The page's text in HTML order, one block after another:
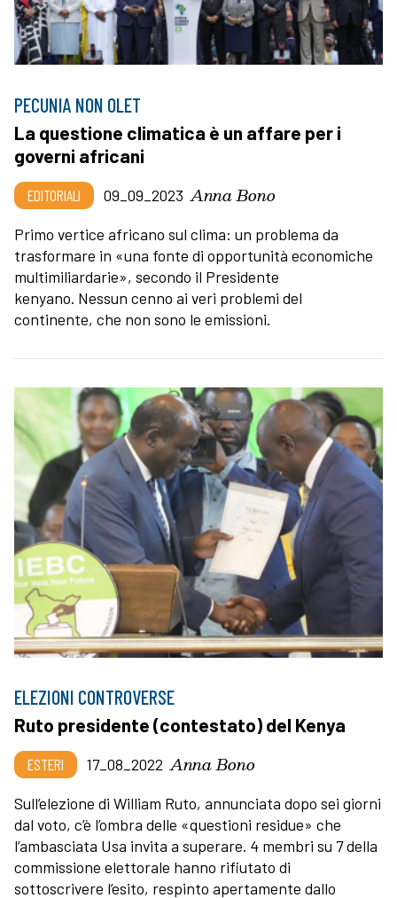
PECUNIA NON OLET
La questione climatica è un affare per i
governi africani
EDITORIALI 09_09_2023 Anna Bono
Primo vertice africano sul clima: un problema da
trasformare in «una fonte di opportunità economiche
multimiliardarie», secondo il Presidente
kenyano. Nessun cenno ai veri problemi del
continente, che non sono le emissioni.
ELEZIONI CONTROVERSE
Ruto presidente (contestato) del Kenya
ESTERI 17_08_2022 Anna Bono
Sull’elezione di William Ruto, annunciata dopo sei giorni
dal voto, c’è l’ombra delle «questioni residue» che
l’ambasciata Usa invita a superare. 4 membri su 7 della
commissione elettorale hanno rifiutato di
sottoscrivere l’esito, respinto apertamente dallo